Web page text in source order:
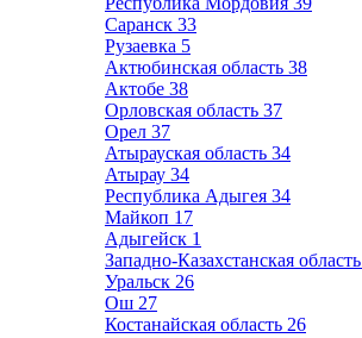
Саранск 33
Рузаевка 5
Актюбинская область 38
Актобе 38
Орловская область 37
Орел 37
Атырауская область 34
Атырау 34
Республика Адыгея 34
Майкоп 17
Адыгейск 1
Западно-Казахстанская область
Уральск 26
Ош 27
Костанайская область 26